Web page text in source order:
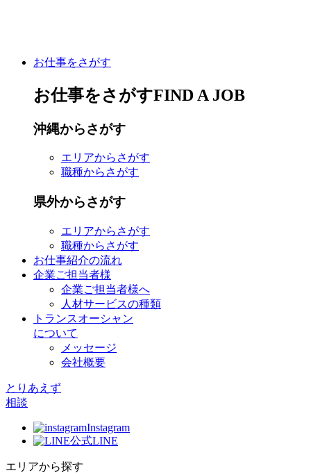
お仕事をさがす
お仕事をさがすFIND A JOB
沖縄からさがす
エリアからさがす
職種からさがす
県外からさがす
エリアからさがす
職種からさがす
お仕事紹介の流れ
企業ご担当者様
企業ご担当者様へ
人材サービスの種類
トランスオーシャン
について
メッセージ
会社概要
とりあえず
相談
Instagram
公式LINE
エリアから探す